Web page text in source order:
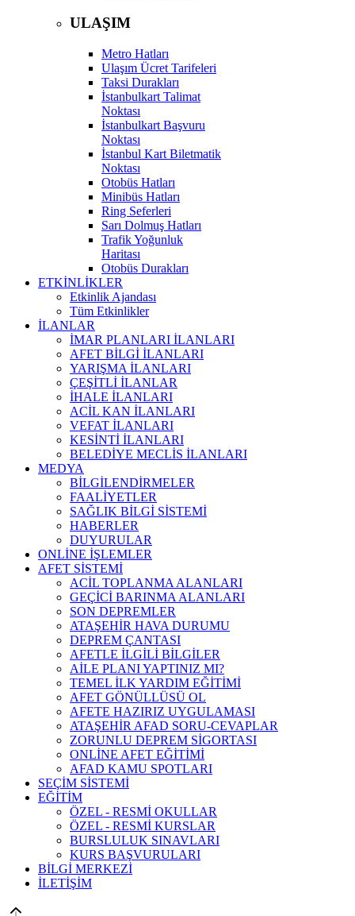
ULAŞIM
Metro Hatları
Ulaşım Ücret Tarifeleri
Taksi Durakları
İstanbulkart Talimat
Noktası
İstanbulkart Başvuru
Noktası
İstanbul Kart Biletmatik
Noktası
Otobüs Hatları
Minibüs Hatları
Ring Seferleri
Sarı Dolmuş Hatları
Trafik Yoğunluk
Haritası
Otobüs Durakları
ETKİNLİKLER
Etkinlik Ajandası
Tüm Etkinlikler
İLANLAR
İMAR PLANLARI İLANLARI
AFET BİLGİ İLANLARI
YARIŞMA İLANLARI
ÇEŞİTLİ İLANLAR
İHALE İLANLARI
ACİL KAN İLANLARI
VEFAT İLANLARI
KESİNTİ İLANLARI
BELEDİYE MECLİS İLANLARI
MEDYA
BİLGİLENDİRMELER
FAALİYETLER
SAĞLIK BİLGİ SİSTEMİ
HABERLER
DUYURULAR
ONLİNE İŞLEMLER
AFET SİSTEMİ
ACİL TOPLANMA ALANLARI
GEÇİCİ BARINMA ALANLARI
SON DEPREMLER
ATAŞEHİR HAVA DURUMU
DEPREM ÇANTASI
AFETLE İLGİLİ BİLGİLER
AİLE PLANI YAPTINIZ MI?
TEMEL İLK YARDIM EĞİTİMİ
AFET GÖNÜLLÜSÜ OL
AFETE HAZIRIZ UYGULAMASI
ATAŞEHİR AFAD SORU-CEVAPLAR
ZORUNLU DEPREM SİGORTASI
ONLİNE AFET EĞİTİMİ
AFAD KAMU SPOTLARI
SEÇİM SİSTEMİ
EĞİTİM
ÖZEL - RESMİ OKULLAR
ÖZEL - RESMİ KURSLAR
BURSLULUK SINAVLARI
KURS BAŞVURULARI
BİLGİ MERKEZİ
İLETİŞİM